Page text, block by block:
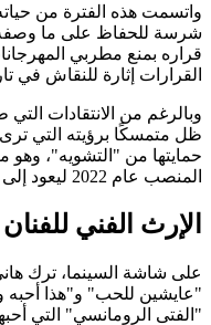
واتسمت هذه الفترة من
شرسة للحفاظ على ما وصفه
القرارات إثارة للنقاش في
وبالرغم من الانتقادات
ظل متمسكًا برؤيته التي
حمايتها من "التشويه"، وهو
المنصب عام 2022 ليعود إلى رحابه الفني الخالص.
الإرث الفني
على شاشة السينما، ترك
"عايشين للحب" و"هذا أحبه
"الفتى الرومانسي" التي